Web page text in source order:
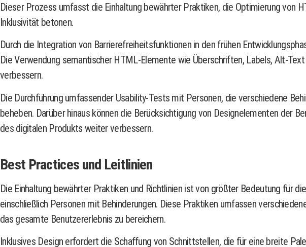
Dieser Prozess umfasst die Einhaltung bewährter Praktiken, die Optimierung von
Inklusivität betonen.
Durch die Integration von Barrierefreiheitsfunktionen in den frühen
Die Verwendung semantischer HTML-Elemente wie Überschriften, Labels, Alt-
verbessern.
Die Durchführung umfassender Usability-Tests mit Personen, die verschiedene
beheben. Darüber hinaus können die Berücksichtigung von Designelementen der
des digitalen Produkts weiter verbessern.
Best Practices und Leitlinien
Die Einhaltung bewährter Praktiken und Richtlinien ist von größter Bedeutung für
einschließlich Personen mit Behinderungen. Diese Praktiken umfassen
das gesamte Benutzererlebnis zu bereichern.
Inklusives Design erfordert die Schaffung von Schnittstellen, die für eine breite